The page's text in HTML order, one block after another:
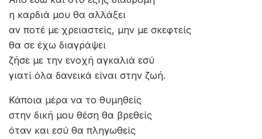
η καρδιά μου θα αλλάξει
αν ποτέ με χρειαστείς, μην με σκεφτείς
θα σε έχω διαγράψει
ζήσε με την ενοχή αγκαλιά εσύ
γιατί όλα δανεικά είναι στην ζωή.
Κάποια μέρα να το θυμηθείς
στην δική μου θέση θα βρεθείς
όταν και εσύ θα πληγωθείς